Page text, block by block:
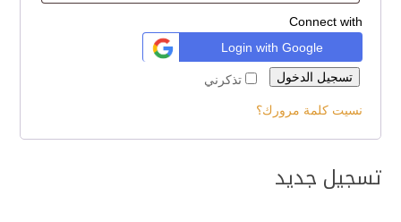
Connect with
Login with Google
تذكرني تسجيل الدخول
نسيت كلمة مرورك؟
تسجيل جديد